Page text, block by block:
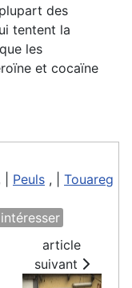
des
tentent la
les
et cocaïne
| Peuls , | Touareg
article
suivant